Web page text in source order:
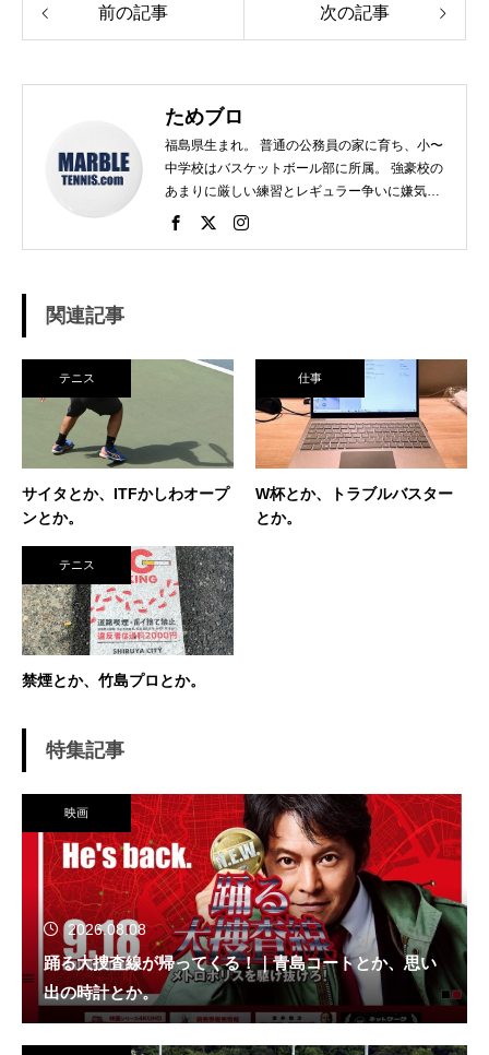
前の記事 次の記事
ためブロ
福島県生まれ。 普通の公務員の家に育ち、小〜
中学校はバスケットボール部に所属。 強豪校の
あまりに厳しい練習とレギュラー争いに嫌気が
さし、個人スポーツをやることに。 高校で見つ
素振りをした途端に、先輩に「センスなし」か
ら一刀両断。（笑） そんなテニスとの出会い
が、今に至り、テニスで生きているという不思
議な人生。 テニスを軸にたくさん勉強させても
らったことを駆使して、 テニス業界、スポーツ
ビジネス界で生きている今現在。 座右の銘は
「努力に勝る天才なし」 セミナー講師や研修も
関連記事
テニス
サイタとか、ITFかしわオープ
ンとか。
仕事
W杯とか、トラブルバスター
とか。
テニス
禁煙とか、竹島プロとか。
特集記事
映画
2026.08.08
踊る大捜査線が帰ってくる！｜青島コートとか、思い
出の時計とか。